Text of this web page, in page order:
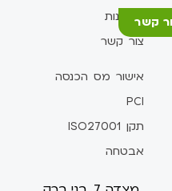
קשרפתרונות
צור קשר
אישור מס הכנסה
PCI
תקן ISO27001
אבטחה